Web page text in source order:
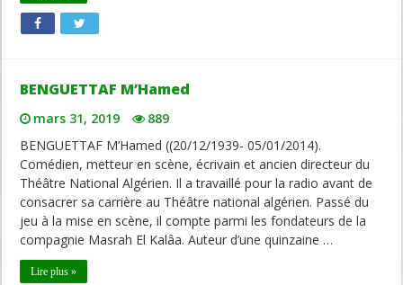
BENGUETTAF M’Hamed
mars 31, 2019
889
BENGUETTAF M’Hamed ((20/12/1939- 05/01/2014).
Comédien, metteur en scène, écrivain et ancien directeur du
Théâtre National Algérien. Il a travaillé pour la radio avant de
consacrer sa carrière au Théâtre national algérien. Passé du
jeu à la mise en scène, il compte parmi les fondateurs de la
compagnie Masrah El Kalâa. Auteur d’une quinzaine …
Lire plus »